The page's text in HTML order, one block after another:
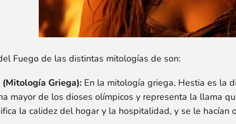
Fuego de las distintas mitologías de son:
(Mitología Griega): En la mitología griega, Hestia es la
mayor de los dioses olímpicos y representa la llama
la calidez del hogar y la hospitalidad, y se le hacían